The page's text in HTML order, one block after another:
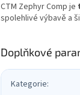
CTM Zephyr Comp je
spolehlivé výbavě a
Doplňkové
Kategorie: